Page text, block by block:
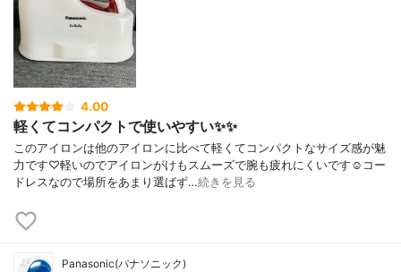
4.00
軽くてコンパクトで使いやすい✨✨
このアイロンは他のアイロンに比べて軽くてコンパクトなサイズ感が魅
力です♡軽いのでアイロンがけもスムーズで腕も疲れにくいです☺️コー
ドレスなので場所をあまり選ばず…続きを見る
Panasonic(パナソニック)